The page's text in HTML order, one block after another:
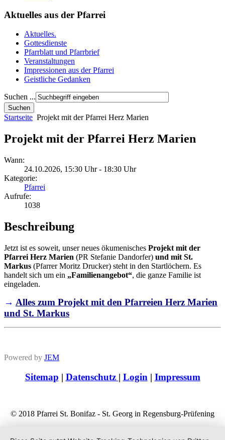
Aktuelles aus der Pfarrei
Aktuelles.
Gottesdienste
Pfarrblatt und Pfarrbrief
Veranstaltungen
Impressionen aus der Pfarrei
Geistliche Gedanken
Suchen ...
Startseite Projekt mit der Pfarrei Herz Marien
Projekt mit der Pfarrei Herz Marien
Wann:
24.10.2026, 15:30 Uhr- 18:30 Uhr
Kategorie:
Pfarrei
Aufrufe:
1038
Beschreibung
Jetzt ist es soweit, unser neues ökumenisches Projekt mit der
Pfarrei Herz Marien (PR Stefanie Dandorfer) und mit St.
Markus (Pfarrer Moritz Drucker) steht in den Startlöchern. Es
handelt sich um ein „Familienangebot“, die ganze Familie ist
eingeladen.
→ Alles zum Projekt mit den Pfarreien Herz Marien
und St. Markus
Powered by JEM
Sitemap | Datenschutz | Login | Impressum
© 2018 Pfarrei St. Bonifaz - St. Georg in Regensburg-Prüfening